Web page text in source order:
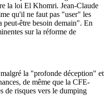
la loi El Khomri. Jean-Claude
qu'il ne faut pas "user" les
peut-être besoin demain". En
sur la réforme de
la "profonde déception" et
de même que la CFE-
de risques vers le dumping